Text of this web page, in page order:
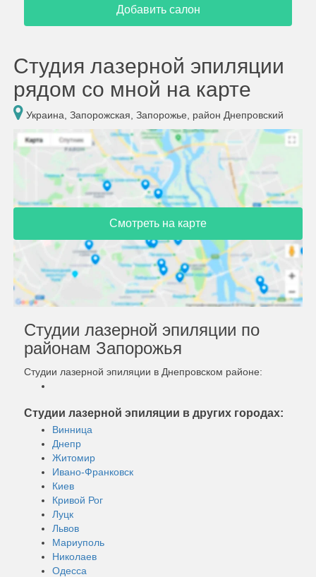
Добавить салон
Студия лазерной эпиляции
рядом со мной на карте
Украина, Запорожская, Запорожье, район Днепровский
Смотреть на карте
Студии лазерной эпиляции по
районам Запорожья
Студии лазерной эпиляции в Днепровском районе:
Студии лазерной эпиляции в других городах:
Винница
Днепр
Житомир
Ивано-Франковск
Киев
Кривой Рог
Луцк
Львов
Мариуполь
Николаев
Одесса